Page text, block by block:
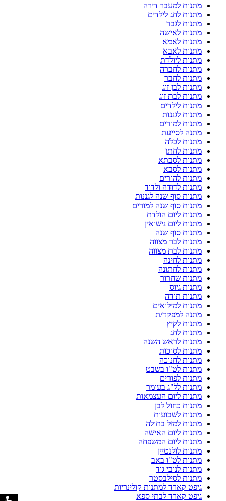
מתנות למעבר דירה
מתנות לחג לילדים
מתנות לגבר
מתנות לאישה
מתנות לאמא
מתנות לאבא
מתנות ליולדת
מתנות לחברה
מתנות לחבר
מתנות לבן זוג
מתנות לבת זוג
מתנות לילדים
מתנות לגננות
מתנות למורים
מתנה לסייעת
מתנות לכלה
מתנות לחתן
מתנות לסבתא
מתנות לסבא
מתנות להורים
מתנות לדודה ולדוד
מתנות סוף שנה לגננות
מתנות סוף שנה למורים
מתנות ליום הולדת
מתנות ליום נישואין
מתנות סוף שנה
מתנות לבר מצווה
מתנות לבת מצווה
מתנות לחינה
מתנות לחתונה
מתנות שחרור
מתנות גיוס
מתנות תודה
מתנות למילואים
מתנה למפקד/ת
מתנות לקיץ
מתנות לחג
מתנות לראש השנה
מתנות לסוכות
מתנות לחנוכה
מתנות לט"ו בשבט
מתנות לפורים
מתנות לל"ג בעומר
מתנות ליום העצמאות
מתנות כחול לבן
מתנות לשבועות
מתנות למזל בתולה
מתנות ליום האישה
מתנות ליום המשפחה
מתנות לולנטיין
מתנות לט"ו באב
מתנות לנובי גוד
מתנות לסילבסטר
גיפט קארד למתנות קולינריות
גיפט קארד לבתי ספא